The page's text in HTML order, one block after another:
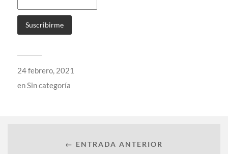
24 febrero, 2021
enSin categoría
← ENTRADA ANTERIOR